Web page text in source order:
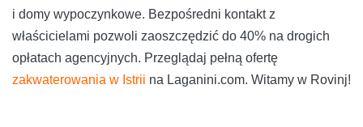
i domy wypoczynkowe. Bezpośredni kontakt z
właścicielami pozwoli zaoszczędzić do 40% na drogich
opłatach agencyjnych. Przeglądaj pełną ofertę
zakwaterowania w Istrii na Laganini.com. Witamy w Rovinj!